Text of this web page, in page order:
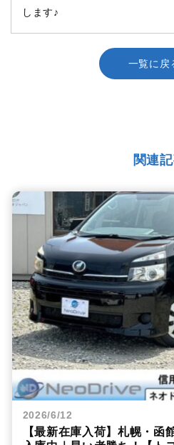
します♪
一覧に戻
関連
2026/6/12
【最新在庫入荷】札幌・函